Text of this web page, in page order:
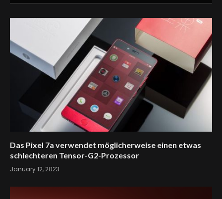
Das Pixel 7a verwendet möglicherweise einen etwas
schlechteren Tensor-G2-Prozessor
January 12, 2023